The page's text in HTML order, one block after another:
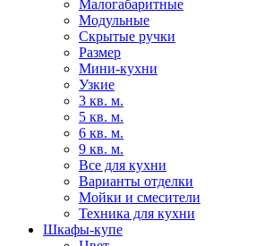
Малогабаритные
Модульные
Скрытые ручки
Размер
Мини-кухни
Узкие
3 кв. м.
5 кв. м.
6 кв. м.
9 кв. м.
Все для кухни
Варианты отделки
Мойки и смесители
Техника для кухни
Шкафы-купе